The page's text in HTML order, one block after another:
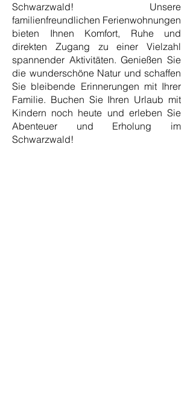
Schwarzwald! Unsere
familienfreundlichen Ferienwohnungen
bieten Ihnen Komfort, Ruhe und
direkten Zugang zu einer Vielzahl
spannender Aktivitäten. Genießen Sie
die wunderschöne Natur und schaffen
Sie bleibende Erinnerungen mit Ihrer
Familie. Buchen Sie Ihren Urlaub mit
Kindern noch heute und erleben Sie
Abenteuer und Erholung im
Schwarzwald!